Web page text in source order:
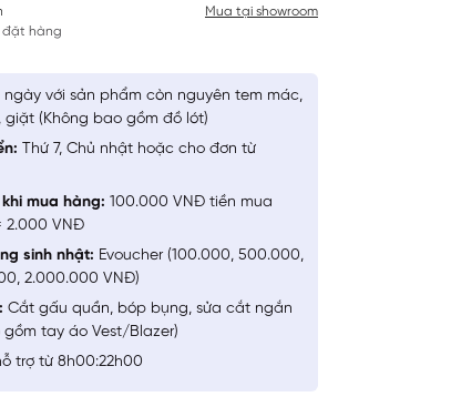
đặt hàng
Mua tại showroom
ngày với sản phẩm còn nguyên tem mác,
(Không bao gồm đồ lót)
Thứ 7, Chủ nhật hoặc cho đơn từ
mua hàng: 100.000 VNĐ tiền mua
2.000 VNĐ
sinh nhật: Evoucher (100.000, 500.000,
2.000.000 VNĐ)
Cắt gấu quần, bóp bụng, sửa cắt ngắn
tay áo Vest/Blazer)
trợ từ 8h00:22h00